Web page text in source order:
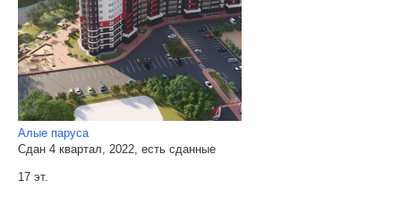
Алые паруса
Сдан 4 квартал, 2022, есть сданные
17 эт.